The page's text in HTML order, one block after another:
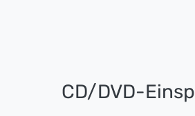
CD/DVD-